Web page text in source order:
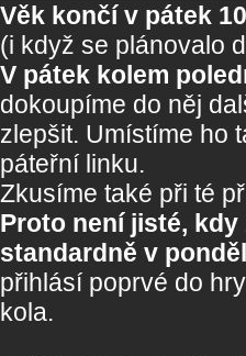
Věk končí v pátek
(i když se plánovalo
V pátek kolem
dokoupíme do něj
zlepšit. Umístíme ho
páteřní linku.
Zkusíme také při té
Proto není jisté,
standardně v
přihlásí poprvé do
kola.